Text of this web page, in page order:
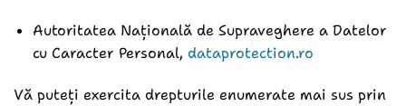
Autoritatea Națională de Supraveghere a Datelor
cu Caracter Personal, dataprotection.ro
Vă puteți exercita drepturile enumerate mai sus prin